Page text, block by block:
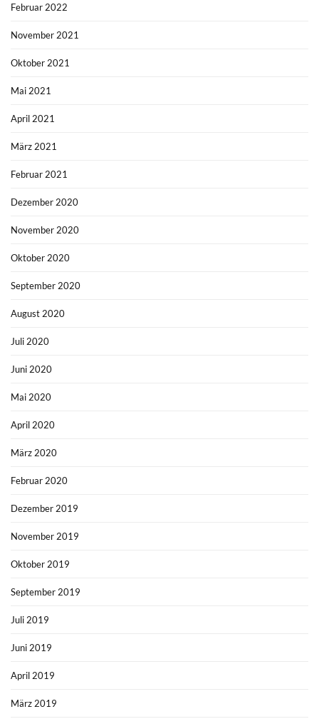
Februar 2022
November 2021
Oktober 2021
Mai 2021
April 2021
März 2021
Februar 2021
Dezember 2020
November 2020
Oktober 2020
September 2020
August 2020
Juli 2020
Juni 2020
Mai 2020
April 2020
März 2020
Februar 2020
Dezember 2019
November 2019
Oktober 2019
September 2019
Juli 2019
Juni 2019
April 2019
März 2019